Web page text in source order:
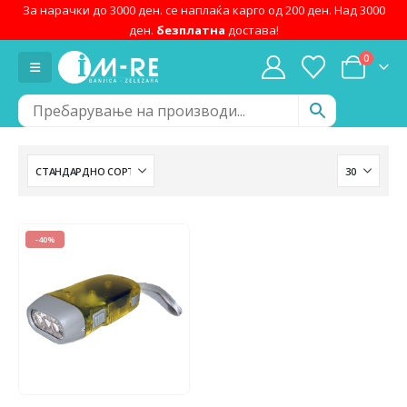
За нарачки до 3000 ден. се наплаќа карго од 200 ден. Над 3000
ден. безплатна достава!
0
-40%